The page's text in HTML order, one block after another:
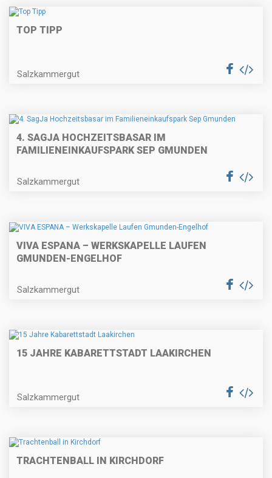
TOP TIPP
Salzkammergut
4. SAGJA HOCHZEITSBASAR IM
FAMILIENEINKAUFSPARK SEP GMUNDEN
Salzkammergut
VIVA ESPANA – WERKSKAPELLE LAUFEN
GMUNDEN-ENGELHOF
Salzkammergut
15 JAHRE KABARETTSTADT LAAKIRCHEN
Salzkammergut
TRACHTENBALL IN KIRCHDORF